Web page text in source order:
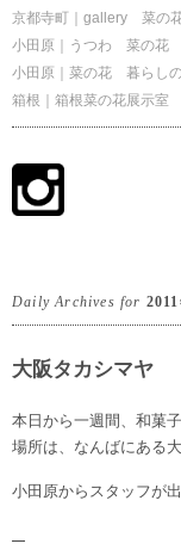
京都寺町｜gallery 菜の
小田原｜うつわ 菜の花
小田原｜菜の花 暮らし
箱根｜箱根菜の花展示室
Daily Archives for
大阪タカシマヤ
本日から一週間、和菓
場所は、なんばにある
小田原からスタッフが